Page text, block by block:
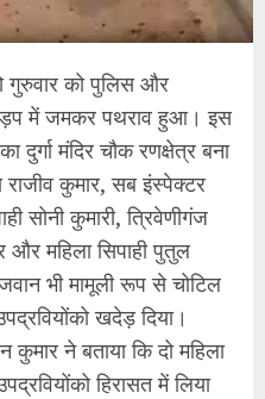
गुरुवार को पुलिस और
में जमकर पथराव हुआ। इस
मंदिर चौक रणक्षेत्र बना
राजीव कुमार, सब इंस्पेक्टर
सोनी कुमारी, त्रिवेणीगंज
और महिला सिपाही पुतुल
भी मामूली रूप से चोटिल
खदेड़ दिया।
कुमार ने बताया कि दो महिला
हिरासत में लिया